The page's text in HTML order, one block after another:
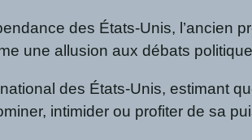
des États-Unis, l’ancien
une allusion aux débats
des États-Unis, estimant
intimider ou profiter de sa